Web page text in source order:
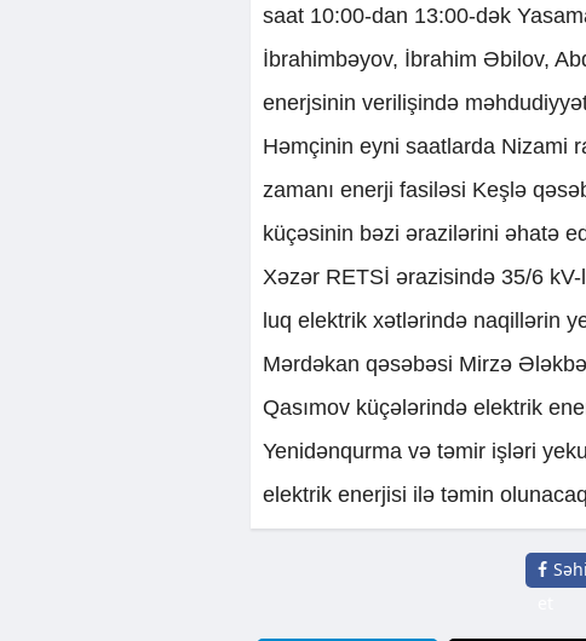
saat 10:00-dan 13:00-dək
İbrahimbəyov, İbrahim Əbilov,
enerjsinin verilişində
Həmçinin eyni saatlarda Nizami
zamanı enerji fasiləsi Keşlə
küçəsinin bəzi ərazilərini əhatə
Xəzər RETSİ ərazisində 35/6
luq elektrik xətlərində naqillərin
Mərdəkan qəsəbəsi Mirzə
Qasımov küçələrində elektrik
Yenidənqurma və təmir işləri
elektrik enerjisi ilə təmin